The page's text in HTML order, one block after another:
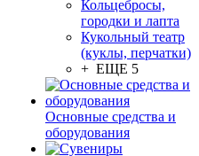
Кольцебросы,
городки и лапта
Кукольный театр
(куклы, перчатки)
+ ЕЩЕ 5
Основные средства и
оборудования